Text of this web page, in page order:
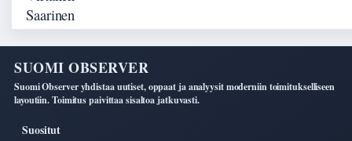
SUOMI OBSERVER
Suomi Observer yhdistaa uutiset, oppaat ja analyysit moderniin toimitukselliseen
layoutiin. Toimitus paivittaa sisaltoa jatkuvasti.
Suositut